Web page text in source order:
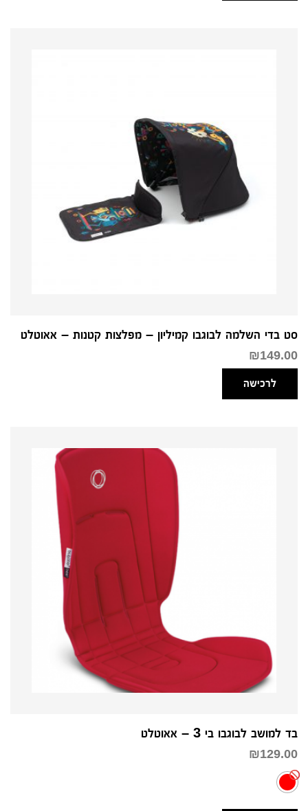
סט בדי השלמה לבוגבו קמיליון – מפלצות קטנות – אאוטלט
₪149.00
לרכישה
בד למושב לבוגבו בי 3 – אאוטלט
₪129.00